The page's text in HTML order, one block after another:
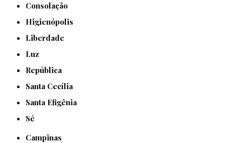
Consolação
Higienópolis
Liberdade
Luz
República
Santa Cecília
Santa Efigênia
Sé
Campinas